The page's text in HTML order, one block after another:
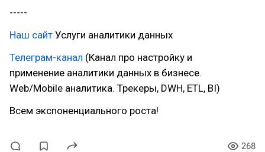
-----
Наш сайт Услуги аналитики данных
Телеграм-канал (Канал про настройку и
применение аналитики данных в бизнесе.
Web/Mobile аналитика. Трекеры, DWH, ETL, BI)
Всем экспоненциального роста!
268